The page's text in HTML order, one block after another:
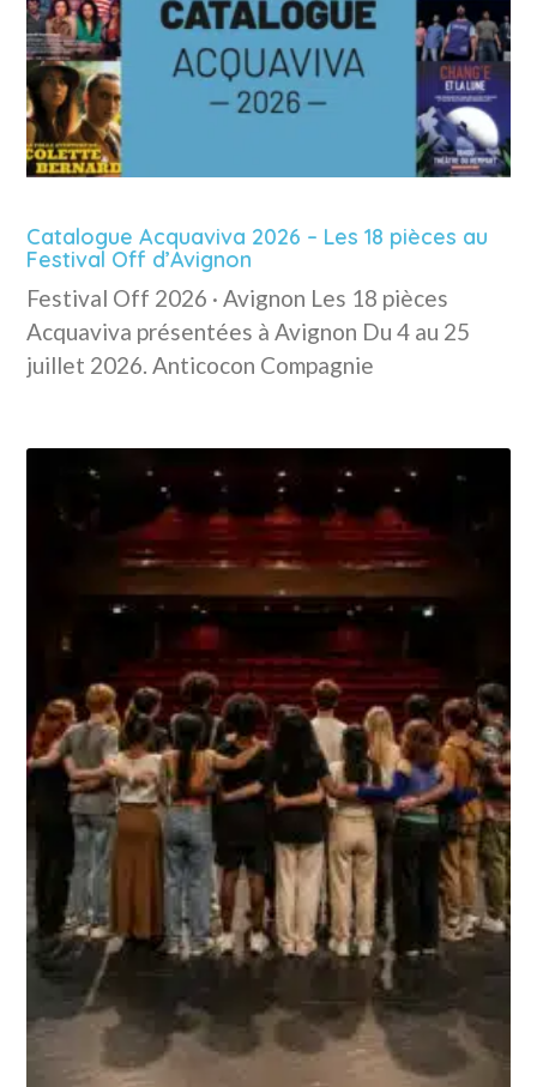
Catalogue Acquaviva 2026 – Les 18 pièces au
Festival Off d’Avignon
Festival Off 2026 · Avignon Les 18 pièces
Acquaviva présentées à Avignon Du 4 au 25
juillet 2026. Anticocon Compagnie